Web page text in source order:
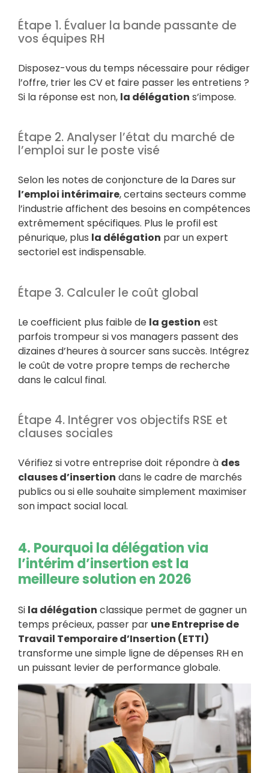
Étape 1. Évaluer la bande passante de
vos équipes RH
Disposez-vous du temps nécessaire pour rédiger
l’offre, trier les CV et faire passer les entretiens ?
Si la réponse est non, la délégation s’impose.
Étape 2. Analyser l’état du marché de
l’emploi sur le poste visé
Selon les notes de conjoncture de la Dares sur
l’emploi intérimaire, certains secteurs comme
l’industrie affichent des besoins en compétences
extrêmement spécifiques. Plus le profil est
pénurique, plus la délégation par un expert
sectoriel est indispensable.
Étape 3. Calculer le coût global
Le coefficient plus faible de la gestion est
parfois trompeur si vos managers passent des
dizaines d’heures à sourcer sans succès. Intégrez
le coût de votre propre temps de recherche
dans le calcul final.
Étape 4. Intégrer vos objectifs RSE et
clauses sociales
Vérifiez si votre entreprise doit répondre à des
clauses d’insertion dans le cadre de marchés
publics ou si elle souhaite simplement maximiser
son impact social local.
4. Pourquoi la délégation via
l’intérim d’insertion est la
meilleure solution en 2026
Si la délégation classique permet de gagner un
temps précieux, passer par une Entreprise de
Travail Temporaire d’Insertion (ETTI)
transforme une simple ligne de dépenses RH en
un puissant levier de performance globale.